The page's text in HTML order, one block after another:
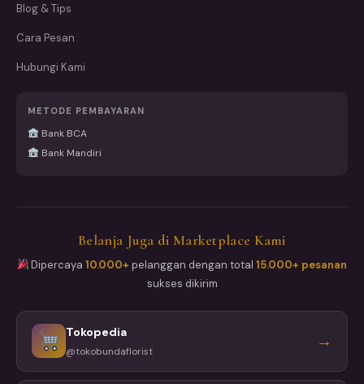
Blog & Tips
Cara Pesan
Hubungi Kami
METODE PEMBAYARAN
Bank BCA
Bank Mandiri
Belanja Juga di Marketplace Kami
Dipercaya10.000+ pelanggan dengan total15.000+ pesanan
sukses dikirim
Tokopedia
@tokobundaflorist →